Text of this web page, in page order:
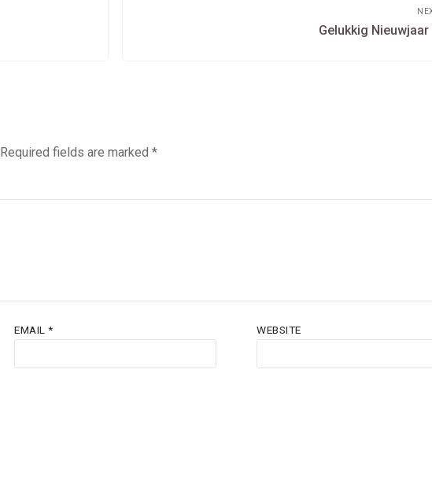
Gelukkig Nieuwjaar
Required fields are marked *
EMAIL* WEBSITE